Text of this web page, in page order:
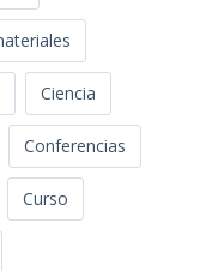
Ciencia
Conferencias
Curso